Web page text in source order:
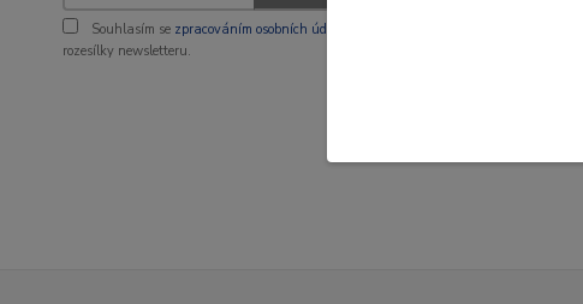
Souhlasím se zpracováním osobních údajů
rozesílky newsletteru.